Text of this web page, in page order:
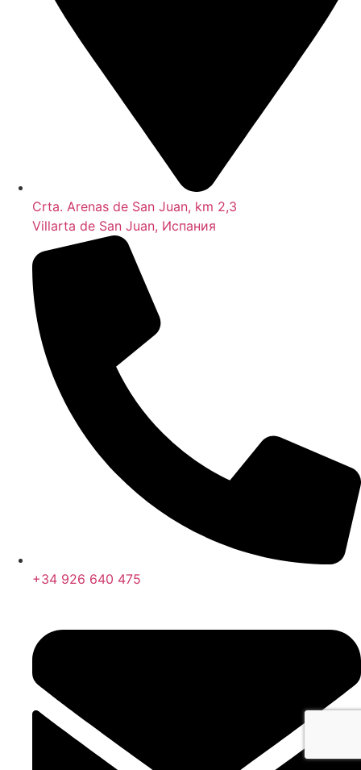
Crta. Arenas de San Juan, km 2,3
Villarta de San Juan, Испания
+34 926 640 475